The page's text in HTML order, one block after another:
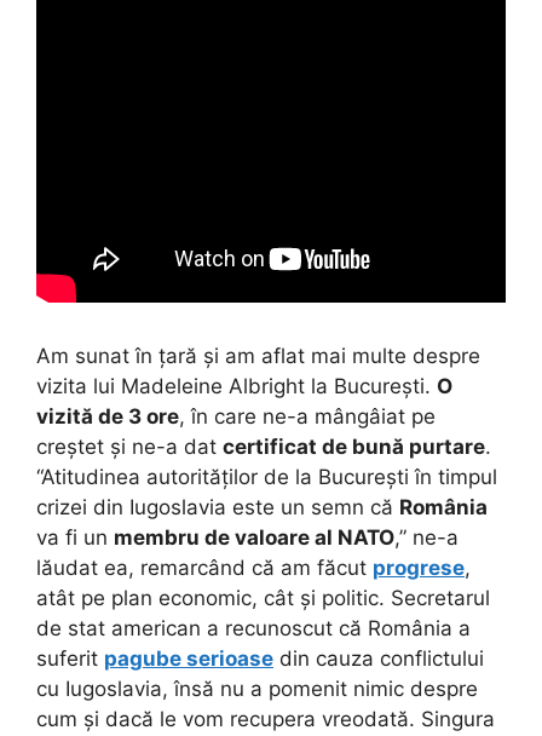
Am sunat în țară și am aflat mai multe despre
vizita lui Madeleine Albright la București. O
vizită de 3 ore, în care ne-a mângâiat pe
creștet și ne-a dat certificat de bună purtare.
“Atitudinea autorităților de la București în timpul
crizei din Iugoslavia este un semn că România
va fi un membru de valoare al NATO,” ne-a
lăudat ea, remarcând că am făcut progrese,
atât pe plan economic, cât și politic. Secretarul
de stat american a recunoscut că România a
suferit pagube serioase din cauza conflictului
cu Iugoslavia, însă nu a pomenit nimic despre
cum și dacă le vom recupera vreodată. Singura